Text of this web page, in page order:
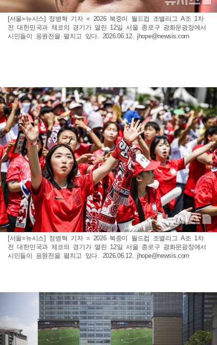
[서울=뉴시스] 정병혁 기자 = 2026 북중미 월드컵 조별리그 A조 1차
전 대한민국과 체코의 경기가 열린 12일 서울 종로구 광화문광장에서
시민들이 응원전을 펼치고 있다. 2026.06.12. jhope@newsis.com
[서울=뉴시스] 정병혁 기자 = 2026 북중미 월드컵 조별리그 A조 1차
전 대한민국과 체코의 경기가 열린 12일 서울 종로구 광화문광장에서
시민들이 응원전을 펼치고 있다. 2026.06.12. jhope@newsis.com